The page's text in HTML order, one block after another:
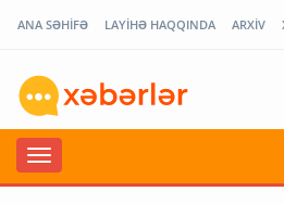
ANA SƏHİFƏ LAYİHƏ HAQQINDA ARXİV